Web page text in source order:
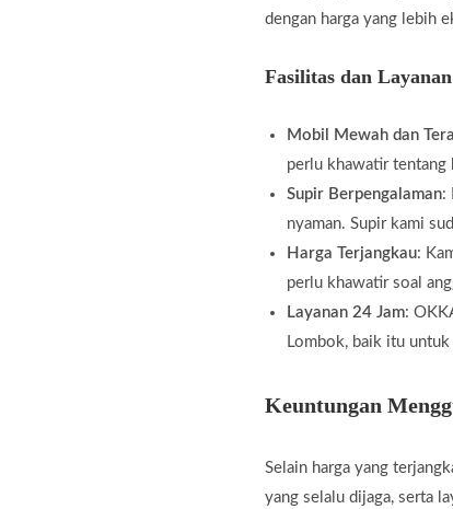
dengan harga yang lebih
Fasilitas dan
Mobil Mewah dan
perlu khawatir tentang
Supir Berpengalaman:
nyaman. Supir kami
Harga Terjangkau:
perlu khawatir soal
Layanan 24 Jam:
Lombok, baik itu untuk
Keuntungan
Selain harga yang
yang selalu dijaga, serta